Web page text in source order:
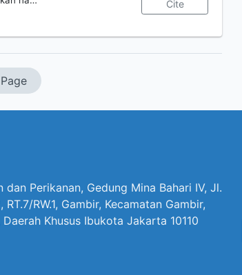
Cite
dan Perikanan, Gedung Mina Bahari IV, Jl.
RW.1, Gambir, Kecamatan Gambir,
Khusus Ibukota Jakarta 10110